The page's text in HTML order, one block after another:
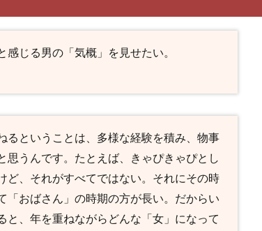
感じる男の「気概」を見せたい。
るということは、多様な経験を積み、物事
思うんです。たとえば、きゃぴきゃぴとし
ど、それがすべてではない。それにその時
「おばさん」の時期の方が長い。だからい
、年を重ねながらどんな「女」になって